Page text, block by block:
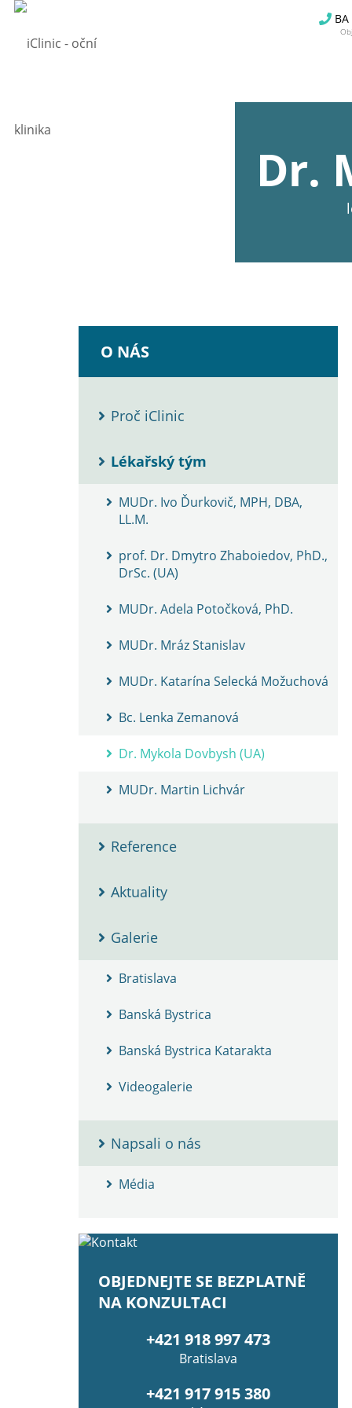
Dr.
O NÁS
Proč iClinic
Lékařský tým
MUDr. Ivo Ďurkovič, MPH, DBA,
LL.M.
prof. Dr. Dmytro Zhaboiedov, PhD.,
DrSc. (UA)
MUDr. Adela Potočková, PhD.
MUDr. Mráz Stanislav
MUDr. Katarína Selecká Možuchová
Bc. Lenka Zemanová
Dr. Mykola Dovbysh (UA)
MUDr. Martin Lichvár
Reference
Aktuality
Galerie
Bratislava
Banská Bystrica
Banská Bystrica Katarakta
Videogalerie
Napsali o nás
Média
OBJEDNEJTE SE BEZPLATNĚ
NA KONZULTACI
+421 918 997 473
Bratislava
+421 917 915 380